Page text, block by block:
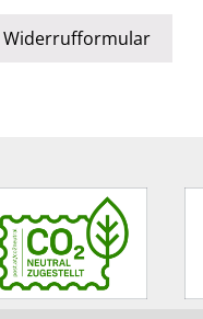
Widerrufformular